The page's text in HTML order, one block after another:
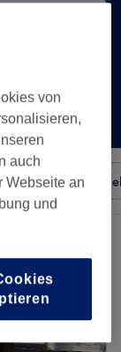
von
auch
Webseite an
und